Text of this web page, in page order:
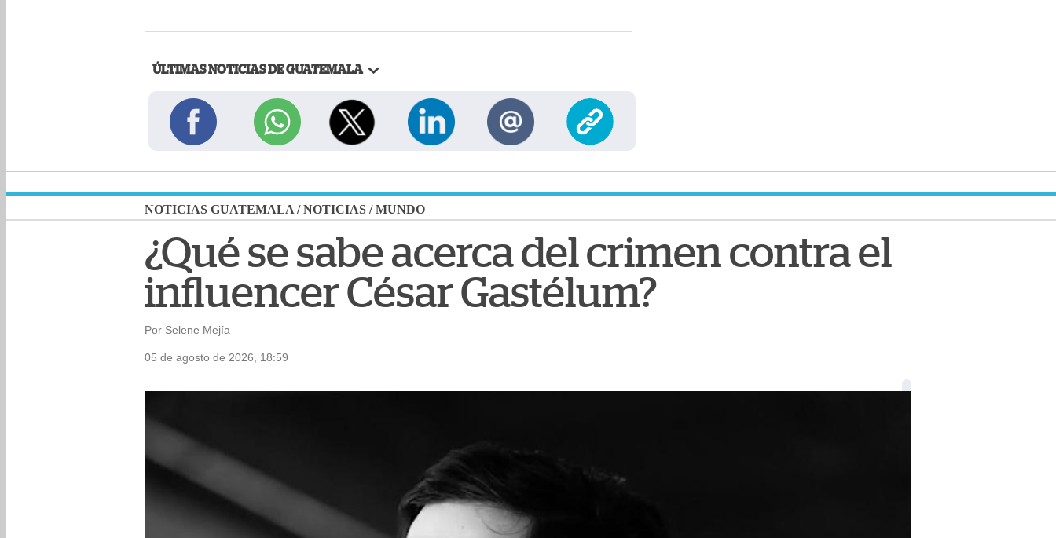
ÚLTIMAS NOTICIAS DE GUATEMALA
NOTICIAS GUATEMALA /NOTICIAS /MUNDO
¿Qué se sabe acerca del crimen contra el
influencer César Gastélum?
Por Selene Mejía
05 de agosto de 2026, 18:59